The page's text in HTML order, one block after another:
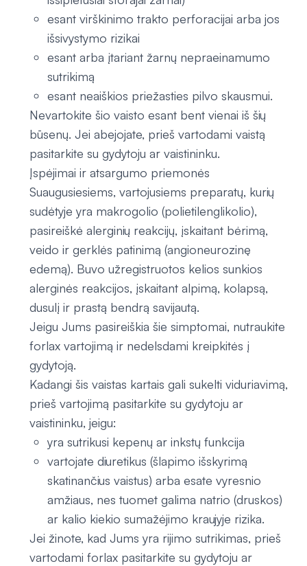
esant virškinimo trakto perforacijai arba jos
išsivystymo rizikai
esant arba įtariant žarnų nepraeinamumo
sutrikimą
esant neaiškios priežasties pilvo skausmui.
Nevartokite šio vaisto esant bent vienai iš šių
būsenų. Jei abejojate, prieš vartodami vaistą
pasitarkite su gydytoju ar vaistininku.
Įspėjimai ir atsargumo priemonės
Suaugusiesiems, vartojusiems preparatų, kurių
sudėtyje yra makrogolio (polietilenglikolio),
pasireiškė alerginių reakcijų, įskaitant bėrimą,
veido ir gerklės patinimą (angioneurozinę
edemą). Buvo užregistruotos kelios sunkios
alerginės reakcijos, įskaitant alpimą, kolapsą,
dusulį ir prastą bendrą savijautą.
Jeigu Jums pasireiškia šie simptomai, nutraukite
forlax vartojimą ir nedelsdami kreipkitės į
gydytoją.
Kadangi šis vaistas kartais gali sukelti viduriavimą,
prieš vartojimą pasitarkite su gydytoju ar
vaistininku, jeigu:
yra sutrikusi kepenų ar inkstų funkcija
vartojate diuretikus (šlapimo išskyrimą
skatinančius vaistus) arba esate vyresnio
amžiaus, nes tuomet galima natrio (druskos)
ar kalio kiekio sumažėjimo kraujyje rizika.
Jei žinote, kad Jums yra rijimo sutrikimas, prieš
vartodami forlax pasitarkite su gydytoju ar